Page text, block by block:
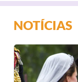
NOTÍCIAS